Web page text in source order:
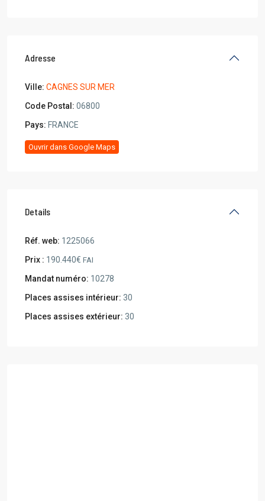
Adresse
Ville: CAGNES SUR MER
Code Postal: 06800
Pays: FRANCE
Ouvrir dans Google Maps
Details
Réf. web: 1225066
Prix : 190.440€ FAI
Mandat numéro: 10278
Places assises intérieur: 30
Places assises extérieur: 30